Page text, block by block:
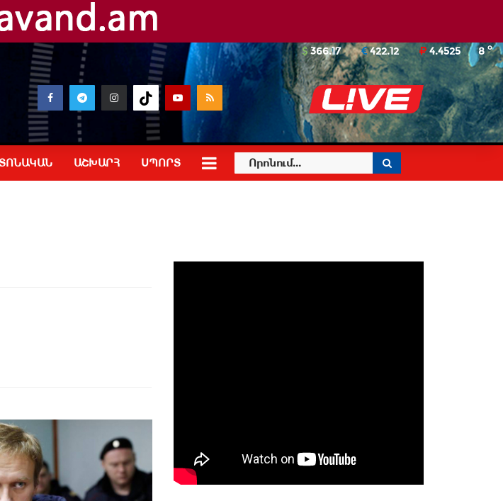
8o
366.17 422.12 4.4525
ԱՇԽԱՐՀ ՍՊՈՐՏ